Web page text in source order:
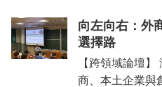
向左向右：外
選擇路
【跨領域論壇
商、本土企業與